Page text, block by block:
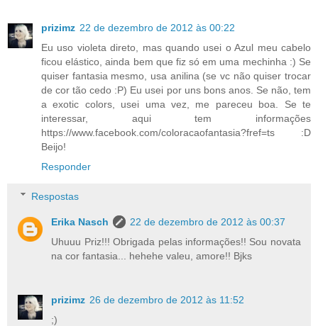
prizimz 22 de dezembro de 2012 às 00:22
Eu uso violeta direto, mas quando usei o Azul meu cabelo
ficou elástico, ainda bem que fiz só em uma mechinha :) Se
quiser fantasia mesmo, usa anilina (se vc não quiser trocar
de cor tão cedo :P) Eu usei por uns bons anos. Se não, tem
a exotic colors, usei uma vez, me pareceu boa. Se te
interessar, aqui tem informações
https://www.facebook.com/coloracaofantasia?fref=ts :D
Beijo!
Responder
Respostas
Erika Nasch
22 de dezembro de 2012 às 00:37
Uhuuu Priz!!! Obrigada pelas informações!! Sou novata
na cor fantasia... hehehe valeu, amore!! Bjks
prizimz 26 de dezembro de 2012 às 11:52
;)